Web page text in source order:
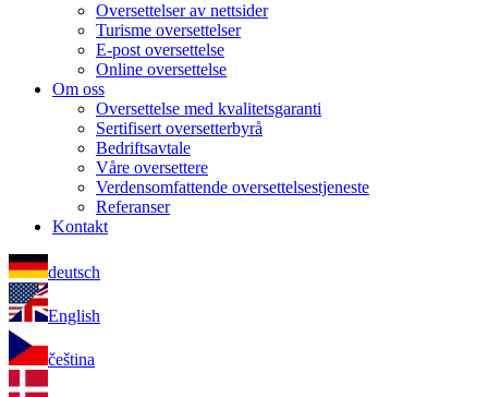
Oversettelser av nettsider
Turisme oversettelser
E-post oversettelse
Online oversettelse
Om oss
Oversettelse med kvalitetsgaranti
Sertifisert oversetterbyrå
Bedriftsavtale
Våre oversettere
Verdensomfattende oversettelsestjeneste
Referanser
Kontakt
deutsch
English
čeština